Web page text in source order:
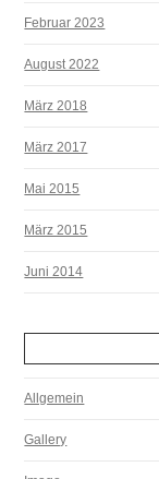
Februar 2023
August 2022
März 2018
März 2017
Mai 2015
März 2015
Juni 2014
Allgemein
Gallery